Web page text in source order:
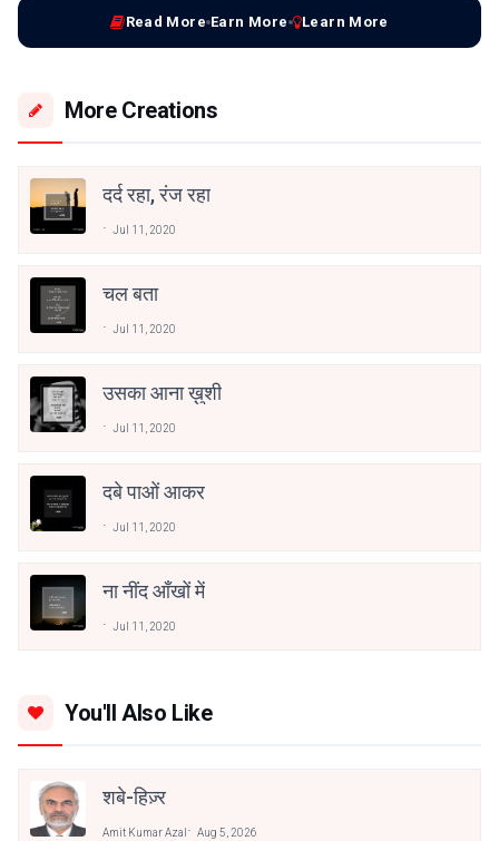
Read More Earn More Learn More
More Creations
दर्द रहा, रंज रहा
Jul 11, 2020
चल बता
Jul 11, 2020
उसका आना ख़ुशी
Jul 11, 2020
दबे पाओं आकर
Jul 11, 2020
ना नींद आँखों में
Jul 11, 2020
You'll Also Like
शबे-हिज़्र
Amit Kumar Azal Aug 5, 2026